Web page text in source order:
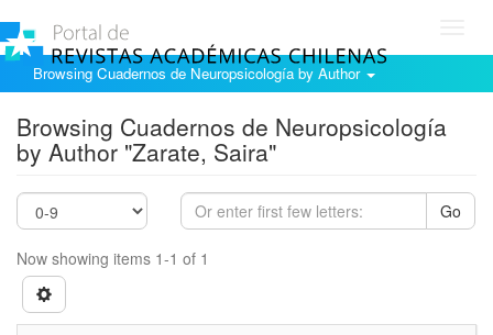
Browsing Cuadernos de Neuropsicología by Author
Browsing Cuadernos de Neuropsicología
by Author "Zarate, Saira"
Go
Now showing items 1-1 of 1